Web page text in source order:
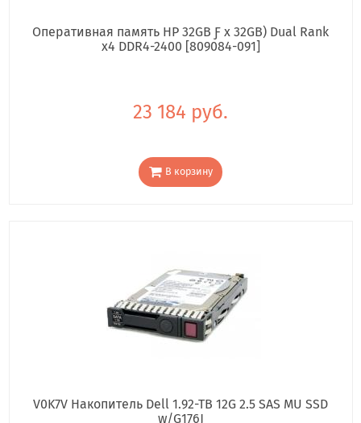
Оперативная память HP 32GB Ƒ x 32GB) Dual Rank
x4 DDR4-2400 [809084-091]
23 184 руб.
В корзину
V0K7V Накопитель Dell 1.92-TB 12G 2.5 SAS MU SSD
w/G176J